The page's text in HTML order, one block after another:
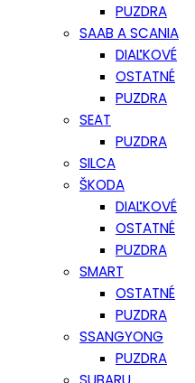
PUZDRA
SAAB A SCANIA
DIAĽKOVÉ
OSTATNÉ
PUZDRA
SEAT
PUZDRA
SILCA
ŠKODA
DIAĽKOVÉ
OSTATNÉ
PUZDRA
SMART
OSTATNÉ
PUZDRA
SSANGYONG
PUZDRA